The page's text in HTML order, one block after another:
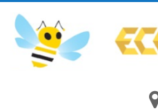
content